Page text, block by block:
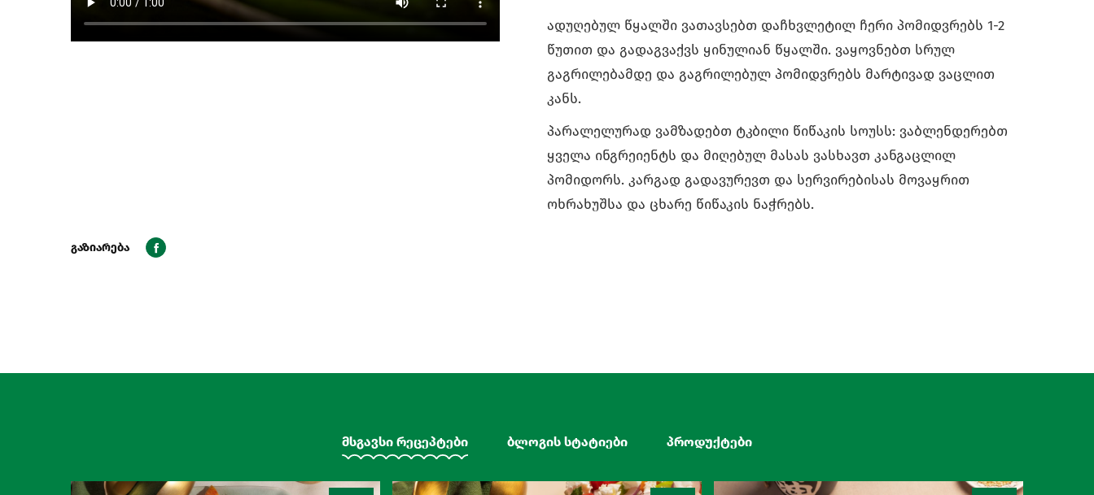
ადუღებულ წყალში ვათავსებთ დაჩხვლეტილ ჩერი პომიდვრებს 1-2
წუთით და გადაგვაქვს ყინულიან წყალში. ვაყოვნებთ სრულ
გაგრილებამდე და გაგრილებულ პომიდვრებს მარტივად ვაცლით
კანს.
პარალელურად ვამზადებთ ტკბილი წიწაკის სოუსს: ვაბლენდერებთ
ყველა ინგრეიენტს და მიღებულ მასას ვასხავთ კანგაცლილ
პომიდორს. კარგად გადავურევთ და სერვირებისას მოვაყრით
ოხრახუშსა და ცხარე წიწაკის ნაჭრებს.
გაზიარება
მსგავსი რეცეპტები ბლოგის სტატიები პროდუქტები